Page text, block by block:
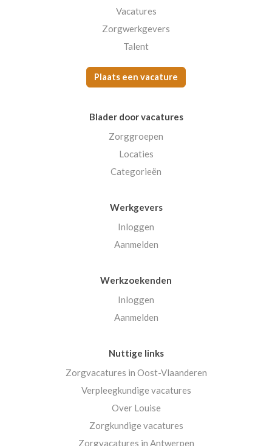
Vacatures
Zorgwerkgevers
Talent
Plaats een vacature
Blader door vacatures
Zorggroepen
Locaties
Categorieën
Werkgevers
Inloggen
Aanmelden
Werkzoekenden
Inloggen
Aanmelden
Nuttige links
Zorgvacatures in Oost-Vlaanderen
Verpleegkundige vacatures
Over Louise
Zorgkundige vacatures
Zorgvacatures in Antwerpen